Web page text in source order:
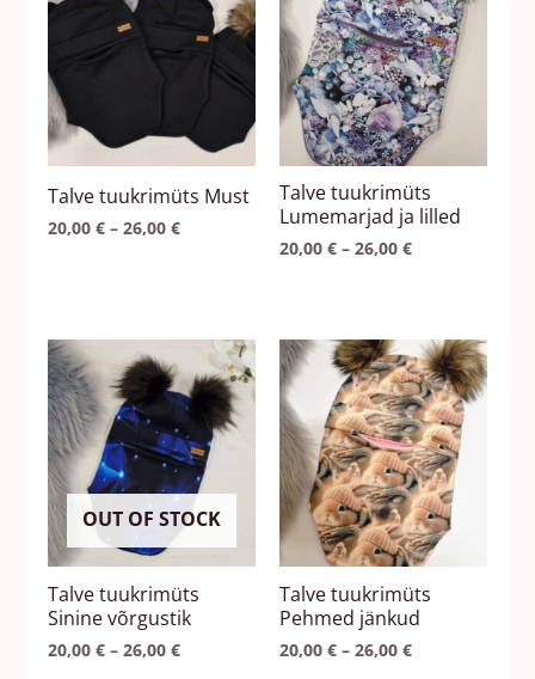
Talve tuukrimüts Must
20,00 € – 26,00 €
26,00 €
on
varianti.
Valikuid
saab
teha
tootelehel.
Talve tuukrimüts
Lumemarjad ja lilled
20,00 € – 26,00 €
26,00 €
mitu
varianti.
Valikuid
saab
teha
tootelehel.
OUT OF STOCK
Talve tuukrimüts
Sinine võrgustik
20,00 € – 26,00 €
Hinnavahemik:
20,00 €
kuni
26,00 €
Sellel
tootel
on
mitu
varianti.
Valikuid
saab
teha
tootelehel.
Talve tuukrimüts
Pehmed jänkud
20,00 € – 26,00 €
Hinnavahemik:
20,00 €
kuni
26,00 €
Sellel
tootel
on
mitu
varianti.
Valikuid
saab
teha
tootelehel.